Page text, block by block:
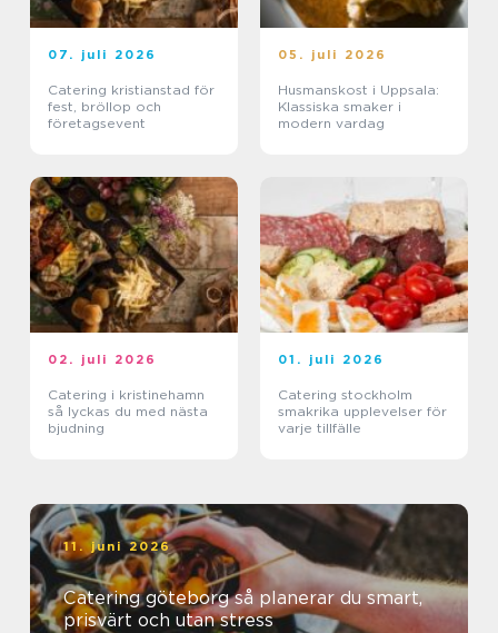
07. juli 2026
Catering kristianstad för
fest, bröllop och
företagsevent
05. juli 2026
Husmanskost i Uppsala:
Klassiska smaker i
modern vardag
02. juli 2026
Catering i kristinehamn
så lyckas du med nästa
bjudning
01. juli 2026
Catering stockholm
smakrika upplevelser för
varje tillfälle
11. juni 2026
Catering göteborg så planerar du smart,
prisvärt och utan stress